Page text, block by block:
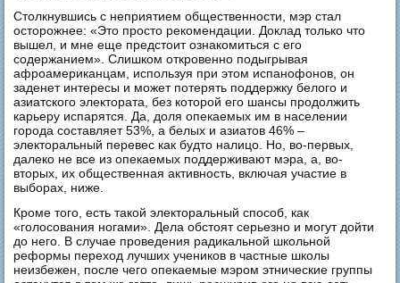
Столкнувшись с неприятием общественности, мэр стал
осторожнее: «Это просто рекомендации. Доклад только что
вышел, и мне еще предстоит ознакомиться с его
содержанием». Слишком откровенно подыгрывая
афроамериканцам, используя при этом испанофонов, он
заденет интересы и может потерять поддержку белого и
азиатского электората, без которой его шансы продолжить
карьеру испарятся. Да, доля опекаемых им в населении
города составляет 53%, а белых и азиатов 46% –
электоральный перевес как будто налицо. Но, во-первых,
далеко не все из опекаемых поддерживают мэра, а, во-
вторых, их общественная активность, включая участие в
выборах, ниже.
Кроме того, есть такой электоральный способ, как
«голосования ногами». Дела обстоят серьезно и могут дойти
до него. В случае проведения радикальной школьной
реформы переход лучших учеников в частные школы
неизбежен, после чего опекаемые мэром этнические группы